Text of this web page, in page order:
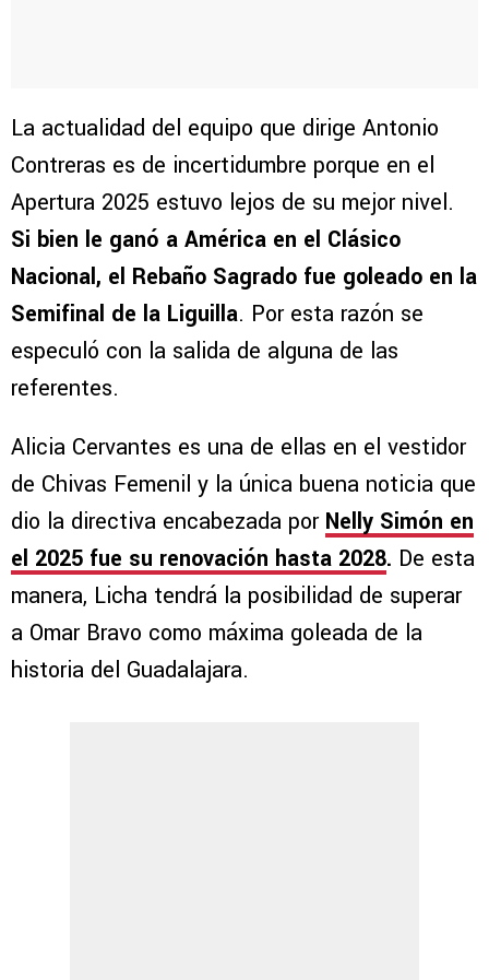
La actualidad del equipo que dirige Antonio
Contreras es de incertidumbre porque en el
Apertura 2025 estuvo lejos de su mejor nivel.
Si bien le ganó a América en el Clásico
Nacional, el Rebaño Sagrado fue goleado en la
Semifinal de la Liguilla. Por esta razón se
especuló con la salida de alguna de las
referentes.
Alicia Cervantes es una de ellas en el vestidor
de Chivas Femenil y la única buena noticia que
dio la directiva encabezada por Nelly Simón en
el 2025 fue su renovación hasta 2028. De esta
manera, Licha tendrá la posibilidad de superar
a Omar Bravo como máxima goleada de la
historia del Guadalajara.